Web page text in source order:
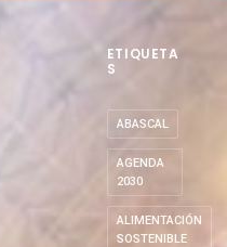
ETIQUETA
S
ABASCAL
AGENDA